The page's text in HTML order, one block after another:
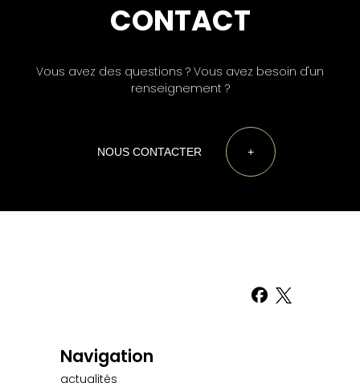
CONTACT
Vous avez des questions ? Vous avez besoin d'un
renseignement ?
NOUS CONTACTER +
Navigation
actualités